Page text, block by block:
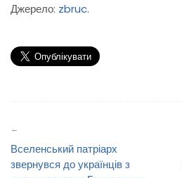
Джерело: zbruc.
Вселенський патріарх
звернувся до українців з